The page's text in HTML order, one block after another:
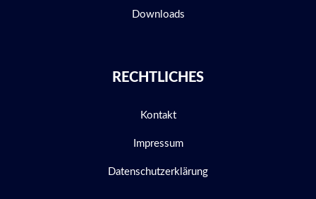
Downloads
RECHTLICHES
Kontakt
Impressum
Datenschutzerklärung